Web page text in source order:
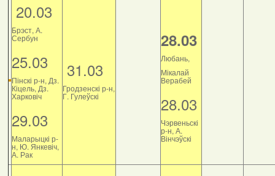
20.03
Брэст, А.
Сербун
25.03
Пінскі р-н, Дз.
Кіцель, Дз.
Харковіч
29.03
Маларыцкі р-
н, Ю. Янкевіч,
А. Рак
31.03
Гродзенскі р-н,
Г. Гулеўскі
28.03
Любань,
Мікалай
Верабей
28.03
Чэрвеньскі
р-н, А.
Вінчэўскі